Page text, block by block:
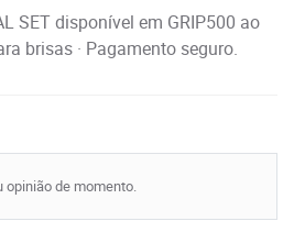
SET disponível em GRIP500 ao
brisas · Pagamento seguro.
opinião de momento.